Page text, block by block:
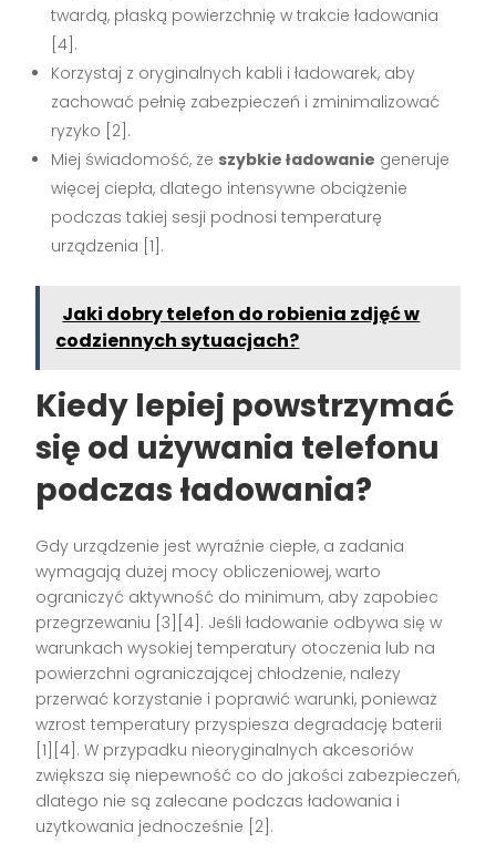
twardą, płaską powierzchnię w trakcie ładowania
[4].
Korzystaj z oryginalnych kabli i ładowarek, aby
zachować pełnię zabezpieczeń i zminimalizować
ryzyko [2].
Miej świadomość, że szybkie ładowanie generuje
więcej ciepła, dlatego intensywne obciążenie
podczas takiej sesji podnosi temperaturę
urządzenia [1].
Jaki dobry telefon do robienia zdjęć w
codziennych sytuacjach?
Kiedy lepiej powstrzymać
się od używania telefonu
podczas ładowania?
Gdy urządzenie jest wyraźnie ciepłe, a zadania
wymagają dużej mocy obliczeniowej, warto
ograniczyć aktywność do minimum, aby zapobiec
przegrzewaniu [3][4]. Jeśli ładowanie odbywa się w
warunkach wysokiej temperatury otoczenia lub na
powierzchni ograniczającej chłodzenie, należy
przerwać korzystanie i poprawić warunki, ponieważ
wzrost temperatury przyspiesza degradację baterii
[1][4]. W przypadku nieoryginalnych akcesoriów
zwiększa się niepewność co do jakości zabezpieczeń,
dlatego nie są zalecane podczas ładowania i
użytkowania jednocześnie [2].